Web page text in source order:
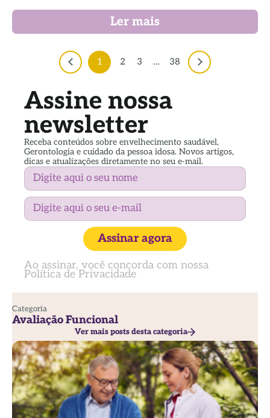
Ler mais
1 2 3 … 38
Assine nossa
newsletter
Receba conteúdos sobre envelhecimento saudável,
Gerontologia e cuidado da pessoa idosa. Novos artigos,
dicas e atualizações diretamente no seu e-mail.
Assinar agora
Ao assinar, você concorda com nossa
Política de Privacidade
Categoria
Avaliação Funcional
Ver mais posts desta categoria